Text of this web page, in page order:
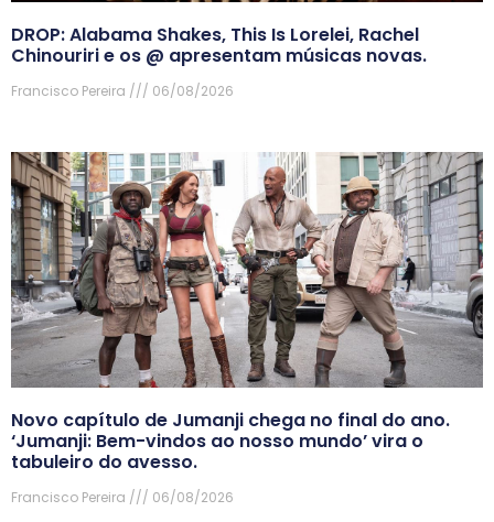
DROP: Alabama Shakes, This Is Lorelei, Rachel
Chinouriri e os @ apresentam músicas novas.
Francisco Pereira 06/08/2026
Novo capítulo de Jumanji chega no final do ano.
‘Jumanji: Bem-vindos ao nosso mundo’ vira o
tabuleiro do avesso.
Francisco Pereira 06/08/2026